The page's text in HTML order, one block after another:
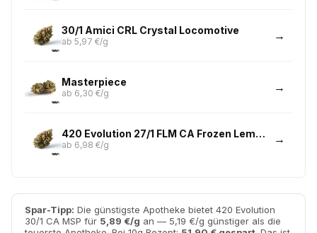
30/1 Amici CRL Crystal Locomotive
ab 5,97 €/g
Masterpiece
ab 6,30 €/g
420 Evolution 27/1 FLM CA Frozen Lemon Mints
ab 6,98 €/g
Spar-Tipp: Die günstigste Apotheke bietet 420 Evolution
30/1 CA MSP für 5,89 €/g an — 5,19 €/g günstiger als die